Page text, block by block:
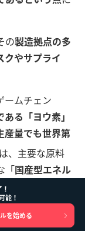
の製造拠点の多
クやサプライ
ームチェン
る「ヨウ素」
産量でも世界第
、主要な原料
「国産型エネル
変える。
賦課
場導入の加速）
能！
を始める